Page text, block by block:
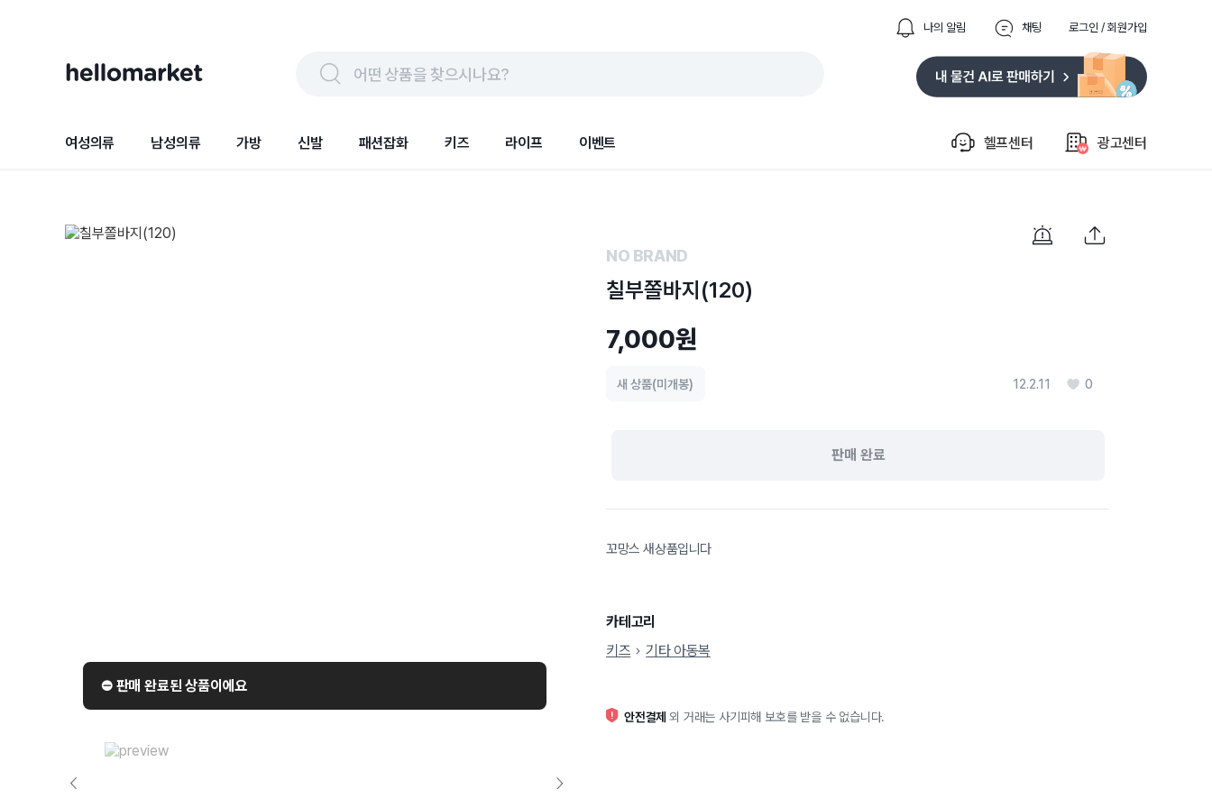
나의 알림 채팅 로그인 / 회원가입
어떤 상품을 찾으시나요?
여성의류 남성의류 가방 신발 패션잡화 키즈 라이프 이벤트 헬프센터 광고센터
⛔️ 판매 완료된 상품이에요
NO BRAND
칠부쫄바지(120)
7,000원
12.2.11 0
새 상품(미개봉)
판매 완료
꼬망스 새상품입니다
카테고리
키즈
기타 아동복
안전결제 외 거래는 사기피해 보호를 받을 수 없습니다.